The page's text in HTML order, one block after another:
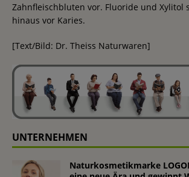
Zahnfleischbluten vor. Fluoride und Xylitol
hinaus vor Karies.
[Text/Bild: Dr. Theiss Naturwaren]
UNTERNEHMEN
Naturkosmetikmarke